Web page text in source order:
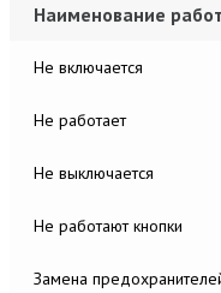
Наименование
Не включается
Не работает
Не выключается
Не работают кнопки
Замена